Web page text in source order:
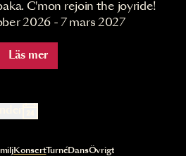
C'mon rejoin the joyride!
2026 - 7 mars 2027
Läs mer
automatiskt
KonsertTurnéDansÖvrigt